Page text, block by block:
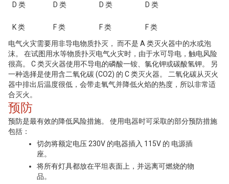
D 类 D 类 D 类 D 类
K 类 F 类 F 类
F 类
电气火灾需要用非导电物质扑灭， 而不是 A 类灭火器中的水或泡
沫。 在试图用水等物质扑灭电气火灾时，由于水可导电，触电风险
很高。 C 类灭火器使用不导电的磷酸一铵、氯化钾或碳酸氢钾。 另
一种选择是使用含二氧化碳 (CO2) 的 C 类灭火器。 二氧化碳从灭火
器中排出后温度很低，会带走氧气并降低火焰的热度，所以非常适
合灭火。
预防
预防是最有效的降低风险措施。 使用电器时可采取的部分预防措施
包括：
切勿将额定电压 230V 的电器插入 115V 的 电源插
座。
将所有灯具都放在平坦表面上，并远离可燃烧的物
品。